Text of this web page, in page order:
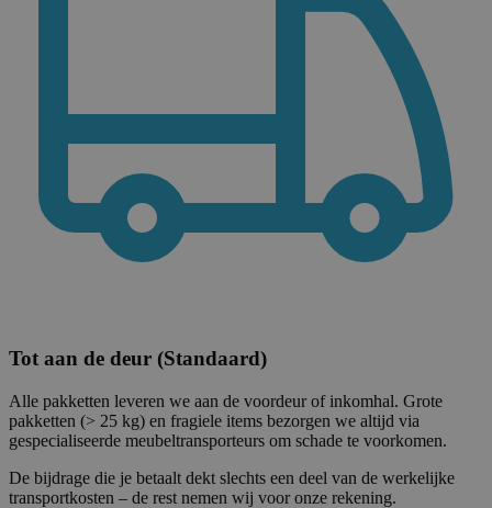
Tot aan de deur (Standaard)
Alle pakketten leveren we aan de voordeur of inkomhal. Grote
pakketten (> 25 kg) en fragiele items bezorgen we altijd via
gespecialiseerde meubeltransporteurs om schade te voorkomen.
De bijdrage die je betaalt dekt slechts een deel van de werkelijke
transportkosten – de rest nemen wij voor onze rekening.